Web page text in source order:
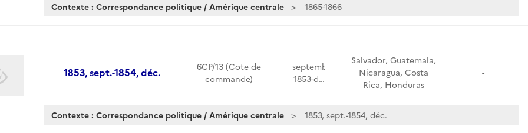
Contexte : Correspondance politique / Amérique centrale 1865-1866
1853, sept.-1854, déc.
6CP/13 (Cote de
commande)
septembre
1853-d…
Salvador, Guatemala,
Nicaragua, Costa
Rica, Honduras
-
Contexte : Correspondance politique / Amérique centrale 1853, sept.-1854, déc.